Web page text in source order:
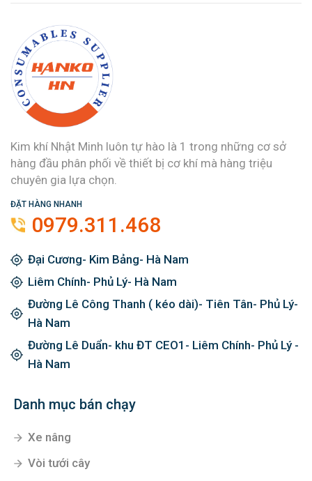
Kim khí Nhật Minh luôn tự hào là 1 trong những cơ sở
hàng đầu phân phối về thiết bị cơ khí mà hàng triệu
chuyên gia lựa chọn.
ĐẶT HÀNG NHANH
0979.311.468
Đại Cương- Kim Bảng- Hà Nam
Liêm Chính- Phủ Lý- Hà Nam
Đường Lê Công Thanh ( kéo dài)- Tiên Tân- Phủ Lý-
Hà Nam
Đường Lê Duẩn- khu ĐT CEO1- Liêm Chính- Phủ Lý -
Hà Nam
Danh mục bán chạy
Xe nâng
Vòi tưới cây